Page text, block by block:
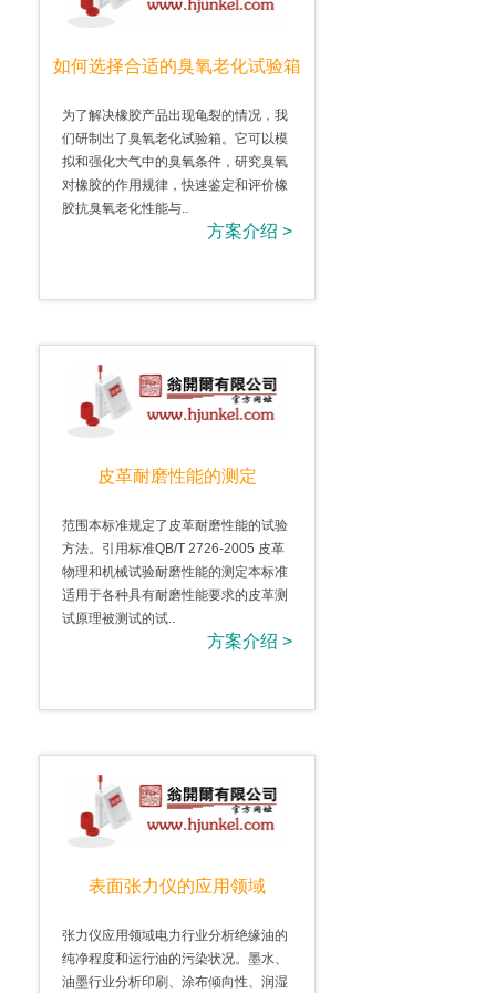
如何选择合适的臭氧老化试验箱
为了解决橡胶产品出现龟裂的情况，我
们研制出了臭氧老化试验箱。它可以模
拟和强化大气中的臭氧条件，研究臭氧
对橡胶的作用规律，快速鉴定和评价橡
胶抗臭氧老化性能与..
方案介绍 >
皮革耐磨性能的测定
范围本标准规定了皮革耐磨性能的试验
方法。引用标准QB/T 2726-2005 皮革
物理和机械试验耐磨性能的测定本标准
适用于各种具有耐磨性能要求的皮革测
试原理被测试的试..
方案介绍 >
表面张力仪的应用领域
张力仪应用领域电力行业分析绝缘油的
纯净程度和运行油的污染状况。墨水、
油墨行业分析印刷、涂布倾向性、润湿